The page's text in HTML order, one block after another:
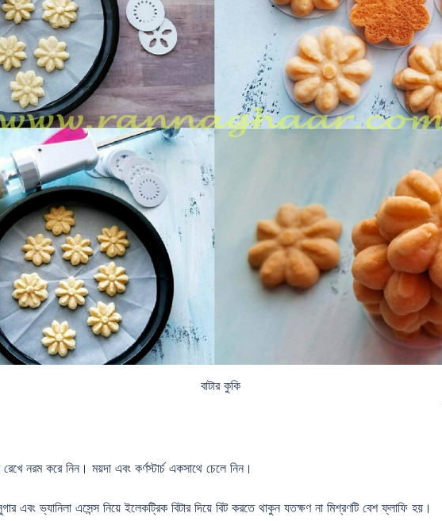
বাটার কুকি
রেখে নরম করে নিন। ময়দা এবং কর্ণস্টার্চ একসাথে চেলে নিন।
এবং ভ্যানিলা এসেন্স নিয়ে ইলেকট্রিক বিটার দিয়ে বিট করতে থাকুন যতক্ষণ না মিশ্রণটি বেশ ফ্লাফি হয়।